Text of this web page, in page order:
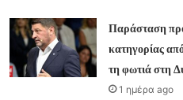
Παράσταση
κατηγορίας
τη φωτιά στη
1 ημέρα ago